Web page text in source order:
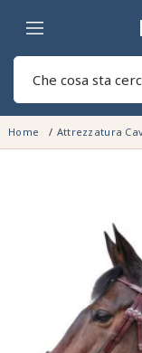
Home Attrezzatura